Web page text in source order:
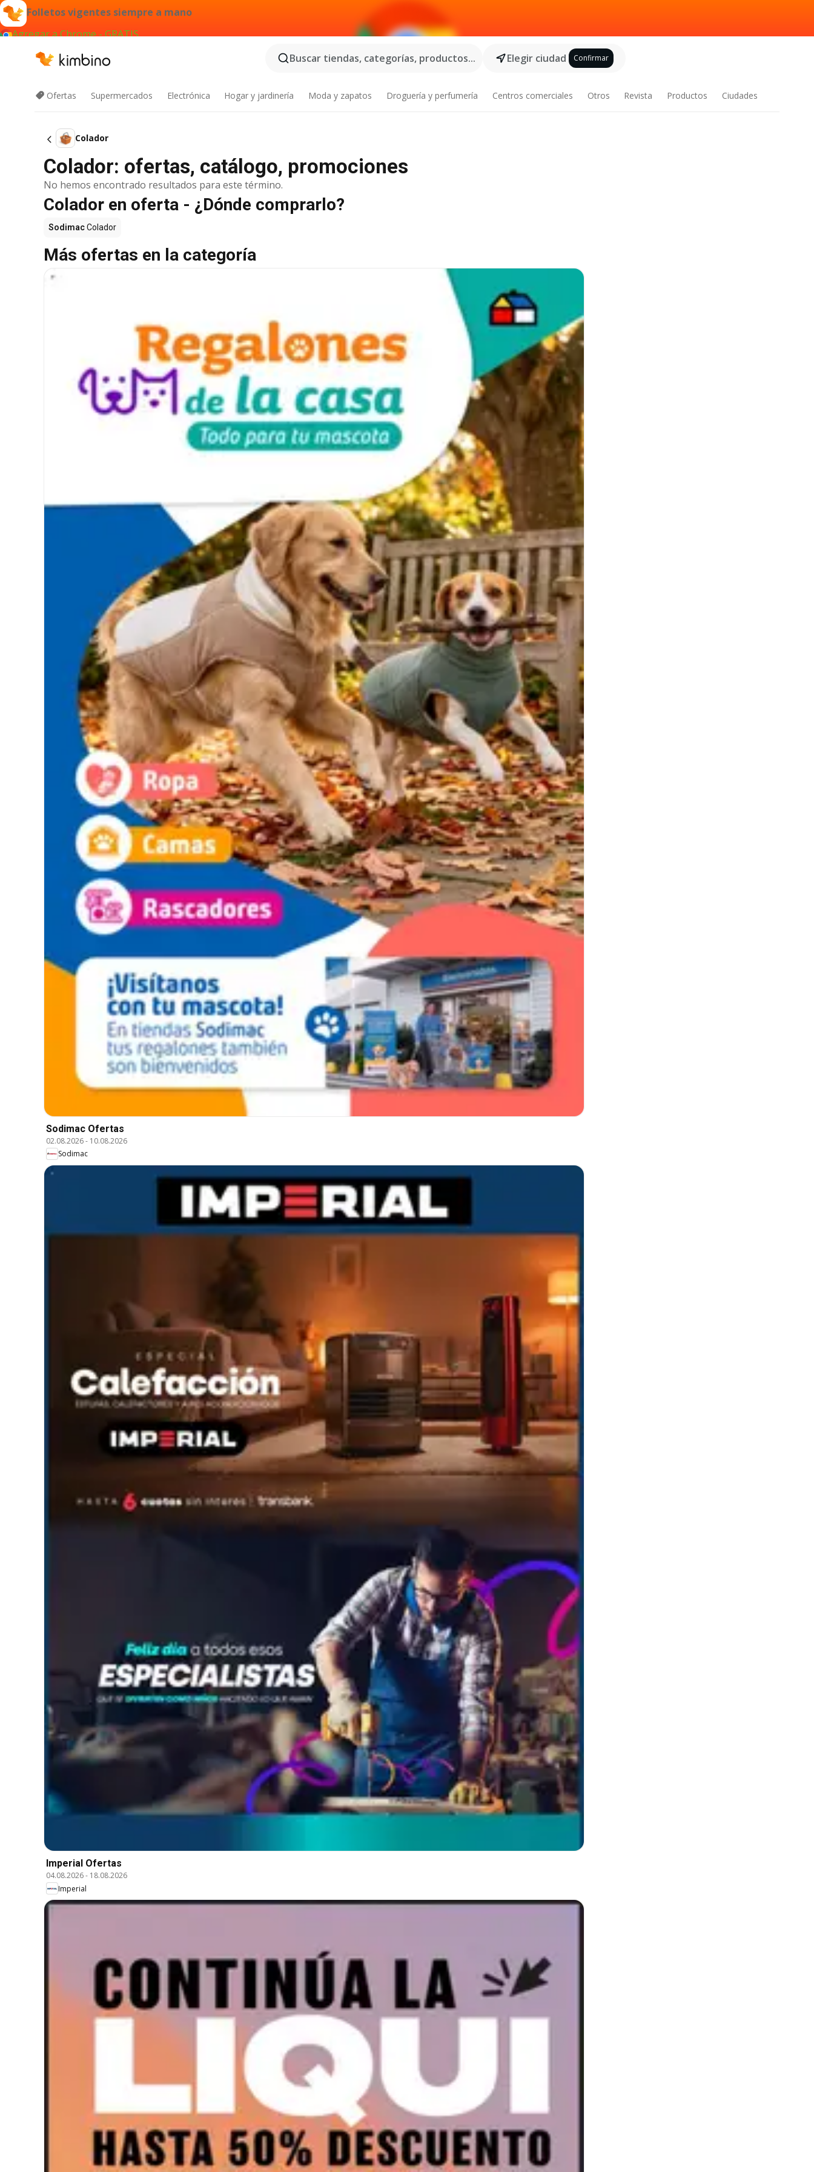
Folletos vigentes siempre a mano
Agregar a Chrome - GRATIS
Buscar tiendas, categorías, productos...
Elegir ciudad Confirmar
Ofertas Supermercados Electrónica Hogar y jardinería Moda y zapatos Droguería y perfumería Centros comerciales Otros Revista Productos Ciudades
Colador
Colador: ofertas, catálogo, promociones
No hemos encontrado resultados para este término.
Colador en oferta - ¿Dónde comprarlo?
SodimacColador
Más ofertas en la categoría
Sodimac Ofertas
02.08.2026- 10.08.2026
Sodimac
Imperial Ofertas
04.08.2026- 18.08.2026
Imperial